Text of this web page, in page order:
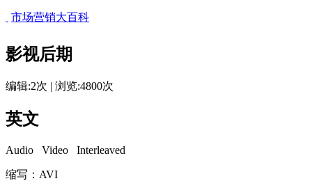
市场营销大百科
影视后期
编辑:2次 | 浏览:4800次
英文
Audio Video Interleaved
缩写：AVI